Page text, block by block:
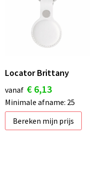
Locator Brittany
vanaf € 6,13
Minimale afname: 25
Bereken mijn prijs